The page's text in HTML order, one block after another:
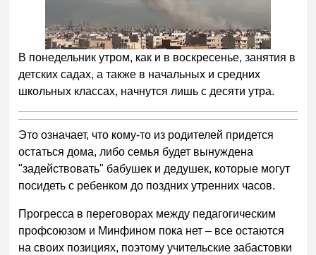
В понедельник утром, как и в воскресенье, занятия в
детских садах, а также в начальных и средних
школьных классах, начнутся лишь с десяти утра.
Это означает, что кому-то из родителей придется
остаться дома, либо семья будет вынуждена
"задействовать" бабушек и дедушек, которые могут
посидеть с ребенком до поздних утренних часов.
Прогресса в переговорах между педагогическим
профсоюзом и Минфином пока нет – все остаются
на своих позициях, поэтому учительские забастовки